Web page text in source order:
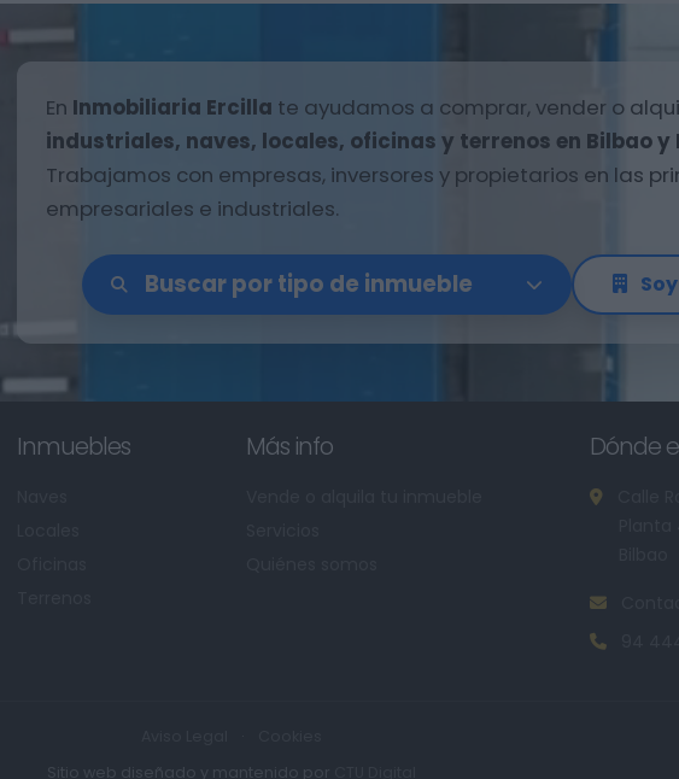
En Inmobiliaria Ercilla te ayudamos a comprar, vender o
industriales, naves, locales, oficinas y terrenos en Bilbao y
Trabajamos con empresas, inversores y propietarios en las
empresariales e industriales.
Inmuebles Más info Dónde
Sitio web diseñado y mantenido por